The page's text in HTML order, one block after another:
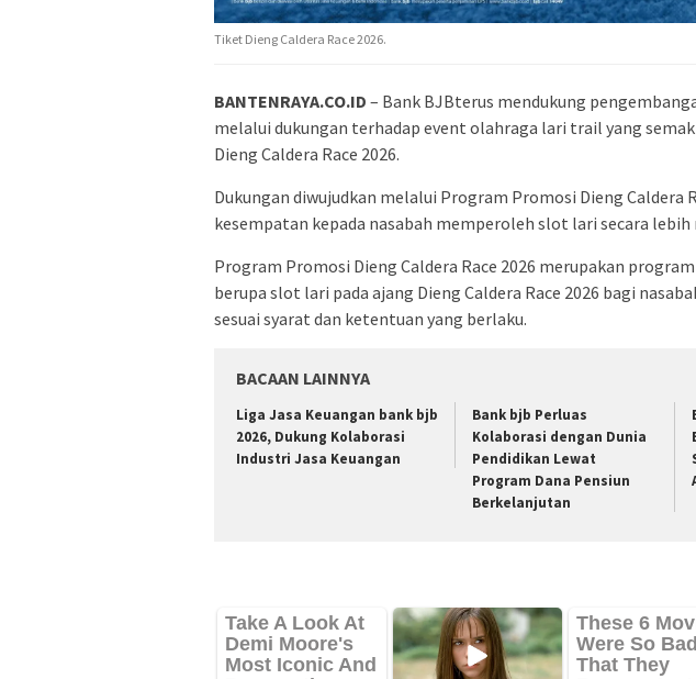
Tiket Dieng Caldera Race 2026.
BANTENRAYA.CO.ID – Bank BJBterus mendukung
melalui dukungan terhadap event olahraga lari trail yang
Dieng Caldera Race 2026.
Dukungan diwujudkan melalui Program Promosi Dieng Caldera
kesempatan kepada nasabah memperoleh slot lari secara lebih
Program Promosi Dieng Caldera Race 2026 merupakan
berupa slot lari pada ajang Dieng Caldera Race 2026 bagi
sesuai syarat dan ketentuan yang berlaku.
BACAAN LAINNYA
Liga Jasa Keuangan bank bjb
2026, Dukung Kolaborasi
Industri Jasa Keuangan
Bank bjb Perluas
Kolaborasi dengan Dunia
Pendidikan Lewat
Program Dana Pensiun
Berkelanjutan